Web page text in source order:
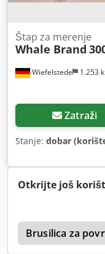
Wiefelstede 1.253
Štap za merenje
Whale Brand
Zatraži
Stanje: dobar
Otkrijte još
Brusilica za